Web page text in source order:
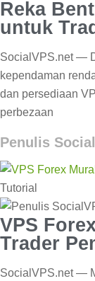
Reka
untuk
SocialVPS.net —
kependaman
dan persediaan
perbezaan
Penulis
Tutorial
VPS
Trader
SocialVPS.net —